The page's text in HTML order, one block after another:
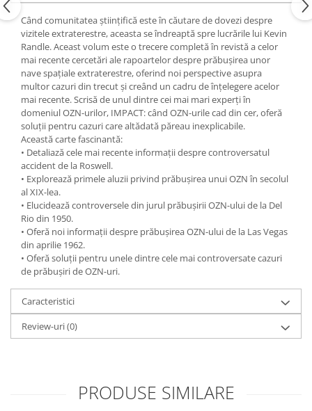
Cristale
Supă de pui pentru suflet
Yoga
Oracol
Spiritualitate şi ştiinţă
Fără categorie
Cunoaștere
Când comunitatea ştiinţifică este în căutare de dovezi despre
vizitele extraterestre, aceasta se îndreaptă spre lucrările lui Kevin
Randle. Aceast volum este o trecere completă în revistă a celor
mai recente cercetări ale rapoartelor despre prăbuşirea unor
nave spaţiale extraterestre, oferind noi perspective asupra
multor cazuri din trecut şi creând un cadru de înţelegere acelor
mai recente. Scrisă de unul dintre cei mai mari experţi în
domeniul OZN-urilor, IMPACT: când OZN-urile cad din cer, oferă
soluţii pentru cazuri care altădată păreau inexplicabile.
Această carte fascinantă:
• Detaliază cele mai recente informaţii despre controversatul
accident de la Roswell.
• Explorează primele aluzii privind prăbuşirea unui OZN în secolul
al XIX-lea.
• Elucidează controversele din jurul prăbuşirii OZN-ului de la Del
Rio din 1950.
• Oferă noi informaţii despre prăbuşirea OZN-ului de la Las Vegas
din aprilie 1962.
• Oferă soluţii pentru unele dintre cele mai controversate cazuri
de prăbuşiri de OZN-uri.
Caracteristici
Review-uri(0)
PRODUSE SIMILARE